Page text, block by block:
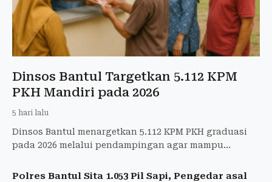
Dinsos Bantul Targetkan 5.112 KPM
PKH Mandiri pada 2026
5 hari lalu
Dinsos Bantul menargetkan 5.112 KPM PKH graduasi
pada 2026 melalui pendampingan agar mampu
Polres Bantul Sita 1.053 Pil Sapi, Pengedar asal